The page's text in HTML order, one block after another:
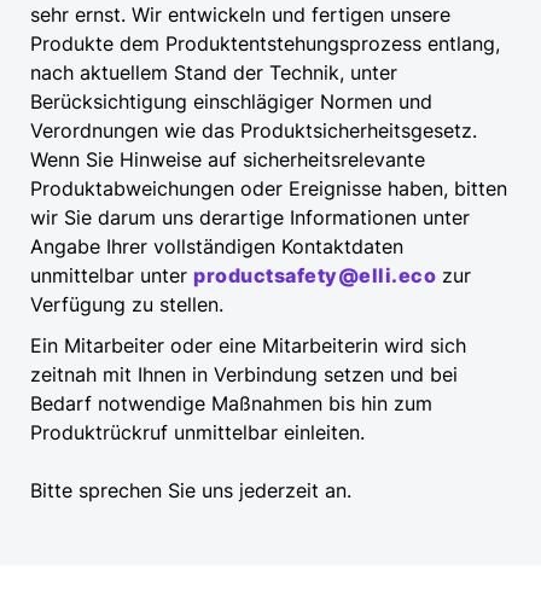
sehr ernst. Wir entwickeln und fertigen unsere
Produkte dem Produktentstehungsprozess entlang,
nach aktuellem Stand der Technik, unter
Berücksichtigung einschlägiger Normen und
Verordnungen wie das Produktsicherheitsgesetz.
Wenn Sie Hinweise auf sicherheitsrelevante
Produktabweichungen oder Ereignisse haben, bitten
wir Sie darum uns derartige Informationen unter
Angabe Ihrer vollständigen Kontaktdaten
unmittelbar unter productsafety@elli.eco zur
Verfügung zu stellen.
Ein Mitarbeiter oder eine Mitarbeiterin wird sich
zeitnah mit Ihnen in Verbindung setzen und bei
Bedarf notwendige Maßnahmen bis hin zum
Produktrückruf unmittelbar einleiten.
Bitte sprechen Sie uns jederzeit an.